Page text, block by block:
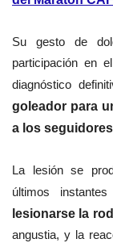
Su gesto de
participación en
diagnóstico
goleador para
a los
La lesión se
últimos
lesionarse la
angustia, y la